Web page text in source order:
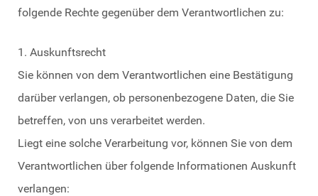
folgende Rechte gegenüber dem Verantwortlichen zu:
1. Auskunftsrecht
Sie können von dem Verantwortlichen eine Bestätigung
darüber verlangen, ob personenbezogene Daten, die Sie
betreffen, von uns verarbeitet werden.
Liegt eine solche Verarbeitung vor, können Sie von dem
Verantwortlichen über folgende Informationen Auskunft
verlangen: